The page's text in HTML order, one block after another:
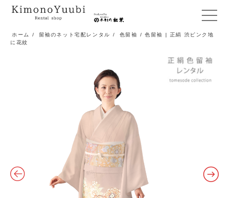
メ
ニ
ー
閉
ホーム / 留袖のネット宅配レンタル / 色留袖
/ 色留袖 | 正絹 渋ピンク地
に花紋